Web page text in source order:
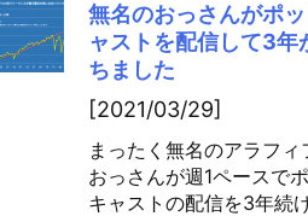
無名のおっさんがポ
ャストを配信して3年
ちました
[2021/03/29]
まったく無名のアラフィ
おっさんが週1ペースで
キャストの配信を3年続